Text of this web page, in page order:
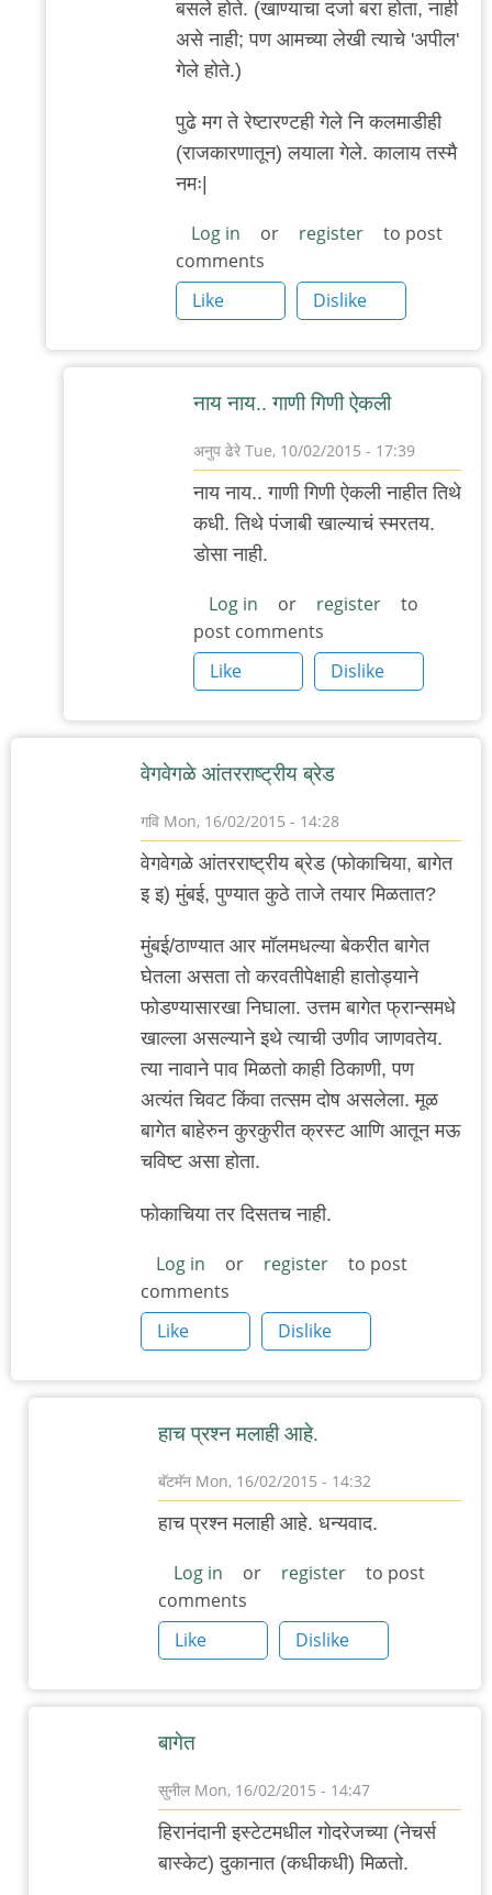
बसले होते. (खाण्याचा दर्जा बरा होता, नाही
असे नाही; पण आमच्या लेखी त्याचे 'अपील'
गेले होते.)
पुढे मग ते रेष्टारण्टही गेले नि कलमाडीही
(राजकारणातून) लयाला गेले. कालाय तस्मै
नमः|
Log in or register
to post
comments
Like
Dislike
नाय नाय.. गाणी गिणी ऐकली
अनुप ढेरे Tue, 10/02/2015 - 17:39
In
reply
to
'पीसीएच'...
by
'न'वी
बाजू
नाय नाय.. गाणी गिणी ऐकली नाहीत तिथे
कधी. तिथे पंजाबी खाल्याचं स्मरतय.
डोसा नाही.
Log in or register
to
post comments
Like
Dislike
वेगवेगळे आंतरराष्ट्रीय ब्रेड
गवि Mon, 16/02/2015 - 14:28
वेगवेगळे आंतरराष्ट्रीय ब्रेड (फोकाचिया, बागेत
इ इ) मुंबई, पुण्यात कुठे ताजे तयार मिळतात?
मुंबई/ठाण्यात आर मॉलमधल्या बेकरीत बागेत
घेतला असता तो करवतीपेक्षाही हातोड्याने
फोडण्यासारखा निघाला. उत्तम बागेत फ्रान्समधे
खाल्ला असल्याने इथे त्याची उणीव जाणवतेय.
त्या नावाने पाव मिळतो काही ठिकाणी, पण
अत्यंत चिवट किंवा तत्सम दोष असलेला. मूळ
बागेत बाहेरुन कुरकुरीत क्रस्ट आणि आतून मऊ
चविष्ट असा होता.
फोकाचिया तर दिसतच नाही.
Log in or register
to post
comments
Like
Dislike
हाच प्रश्न मलाही आहे.
बॅटमॅन Mon, 16/02/2015 - 14:32
In
reply
वेगवेगळे
आंतरराष्ट्रीय
ब्रेड
by
हाच प्रश्न मलाही आहे. धन्यवाद.
Log in or register
to post
comments
Like
Dislike
बागेत
सुनील Mon, 16/02/2015 - 14:47
In
reply
हिरानंदानी इस्टेटमधील गोदरेजच्या (नेचर्स
बास्केट) दुकानात (कधीकधी) मिळतो.